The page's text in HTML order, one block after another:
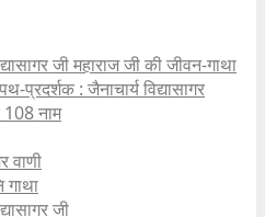
जी महाराज जी की जीवन-गाथा
प्रदर्शक : जैनाचार्य विद्यासागर
108 नाम
वाणी
गाथा
जी